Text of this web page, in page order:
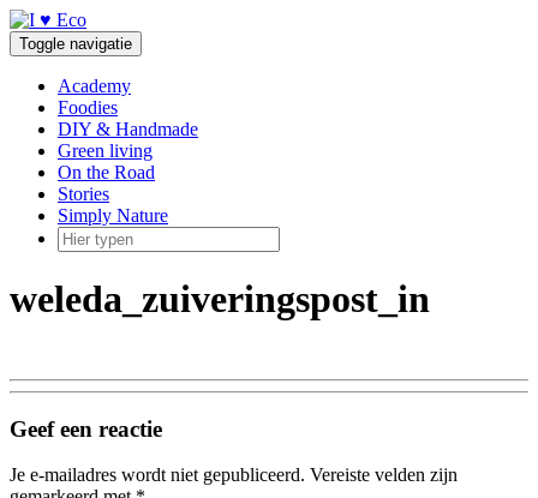
Doorgaan
naar
inhoud
Toggle navigatie
Academy
Foodies
DIY & Handmade
Green living
On the Road
Stories
Simply Nature
weleda_zuiveringspost_in
Geef een reactie
Je e-mailadres wordt niet gepubliceerd. Vereiste velden zijn